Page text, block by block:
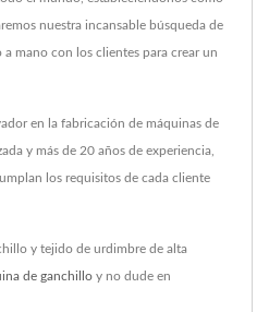
nuestra incansable búsqueda de
mano con los clientes para crear un
en la fabricación de máquinas de
y más de 20 años de experiencia,
los requisitos de cada cliente
y tejido de urdimbre de alta
de ganchillo y no dude en